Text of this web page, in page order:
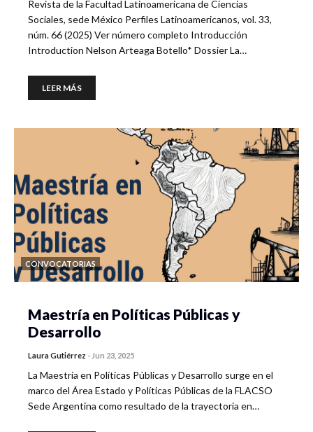
Revista de la Facultad Latinoamericana de Ciencias
Sociales, sede México Perfiles Latinoamericanos, vol. 33,
núm. 66 (2025) Ver número completo Introducción
Introduction Nelson Arteaga Botello* Dossier La…
LEER MÁS
CONVOCATORIAS
Maestría en Políticas Públicas y
Desarrollo
Laura Gutiérrez - Jun 23, 2025
La Maestría en Políticas Públicas y Desarrollo surge en el
marco del Área Estado y Políticas Públicas de la FLACSO
Sede Argentina como resultado de la trayectoria en…